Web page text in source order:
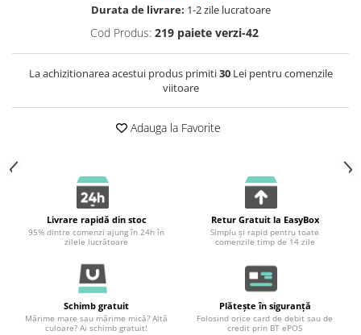
Durata de livrare: 1-2 zile lucratoare
Cod Produs: 219 paiete verzi-42
La achizitionarea acestui produs primiti30Lei pentru comenzile
viitoare
Adauga la Favorite
Livrare rapidă din stoc
95% dintre comenzi ajung în 24h în
zilele lucrătoare
Retur Gratuit la EasyBox
Simplu și rapid pentru toate
comenzile timp de 14 zile
Schimb gratuit
Mărime mare sau mărime mică? Altă
culoare? Ai schimb gratuit!
Plătește în siguranță
Folosind orice card de debit sau de
credit prin BT ePOS